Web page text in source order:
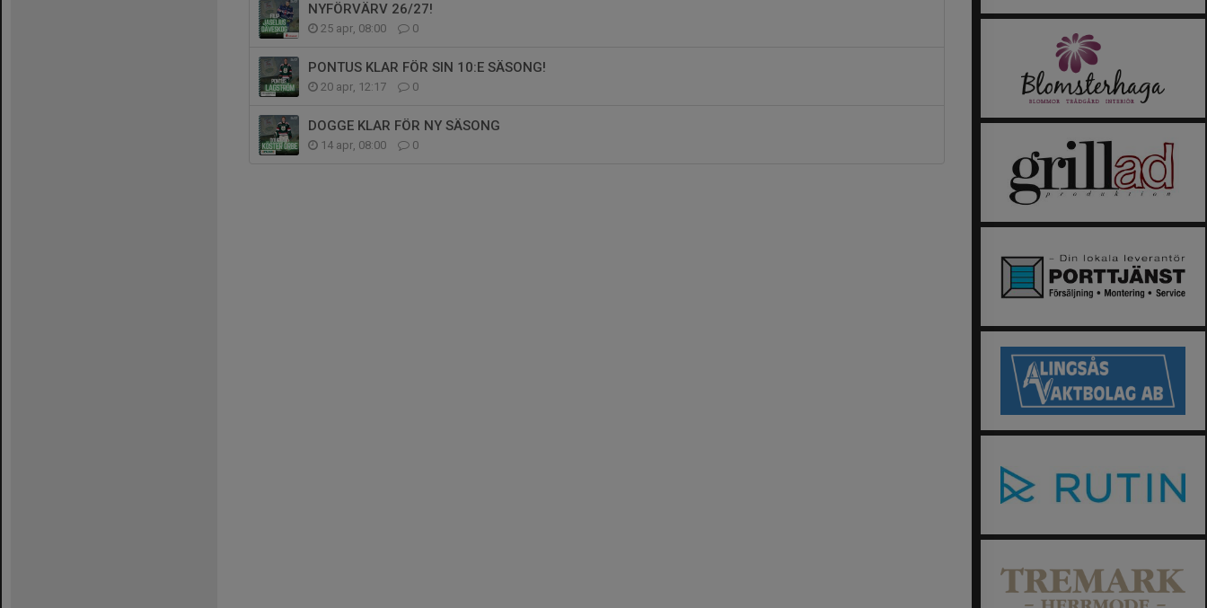
NYFÖRVÄRV 26/27!
25 apr, 08:00 0
PONTUS KLAR FÖR SIN 10:E SÄSONG!
20 apr, 12:17 0
DOGGE KLAR FÖR NY SÄSONG
14 apr, 08:00 0